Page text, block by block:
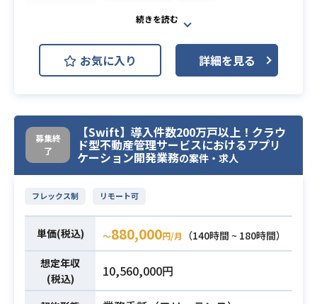
業務内容
やAIに至るまで、興味を持ったとこ
ろからスキルを学習し、新しい価値
やサービスの提供を実現していま
す。
があるため、ビジネス要件・開発期
間・運用要件などを考慮の上、チー
ムで協力しあってプロダクトの品質
を高める開発に取り組んでいます。
- Ruby on Railsなどを用いたバック
エンド開発
- Webアプリケーションの設計、開
発、運用
- APIの設計、開発、運用
【開発環境】
開発環境
Ruby on Rails
PostgreSQL
AWS (Amazon Web Services)
Backlog
CircleCI
GitHub
Nuxt.js
住生活プラットフォームに関する、
フロントエンド開発をお任せしま
す。
自社プロダクトのサービスグロース
と合わせて、IoTやエネルギーをはじ
めとした各種サービスの連携を行
い、日々の暮らしを「もっと便利で
お気に入り 詳細を見る
募集終
了
【Swift】導入件数200万戸以上！クラウ
ド型不動産管理サービスにおけるアプリ
ケーション開発業務の案件・求人
フレックス制 リモート可
単価(税込) 〜880,000円/月
（140時間 ~ 180時間）
想定年収
(税込)
10,560,000円